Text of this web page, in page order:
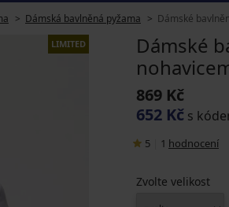
Dámská bavlněná pyžama Dámské
LIMITED
Dámské
869 Kč
652 Kč s
5 1 hodnocení
Zvolte velikost